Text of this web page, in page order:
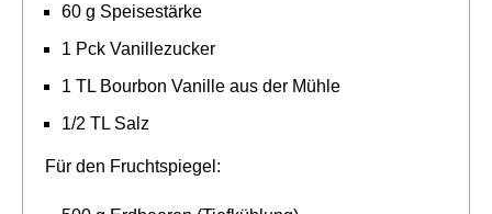
60 g Speisestärke
1 Pck Vanillezucker
1 TL Bourbon Vanille aus der Mühle
1/2 TL Salz
Für den Fruchtspiegel: